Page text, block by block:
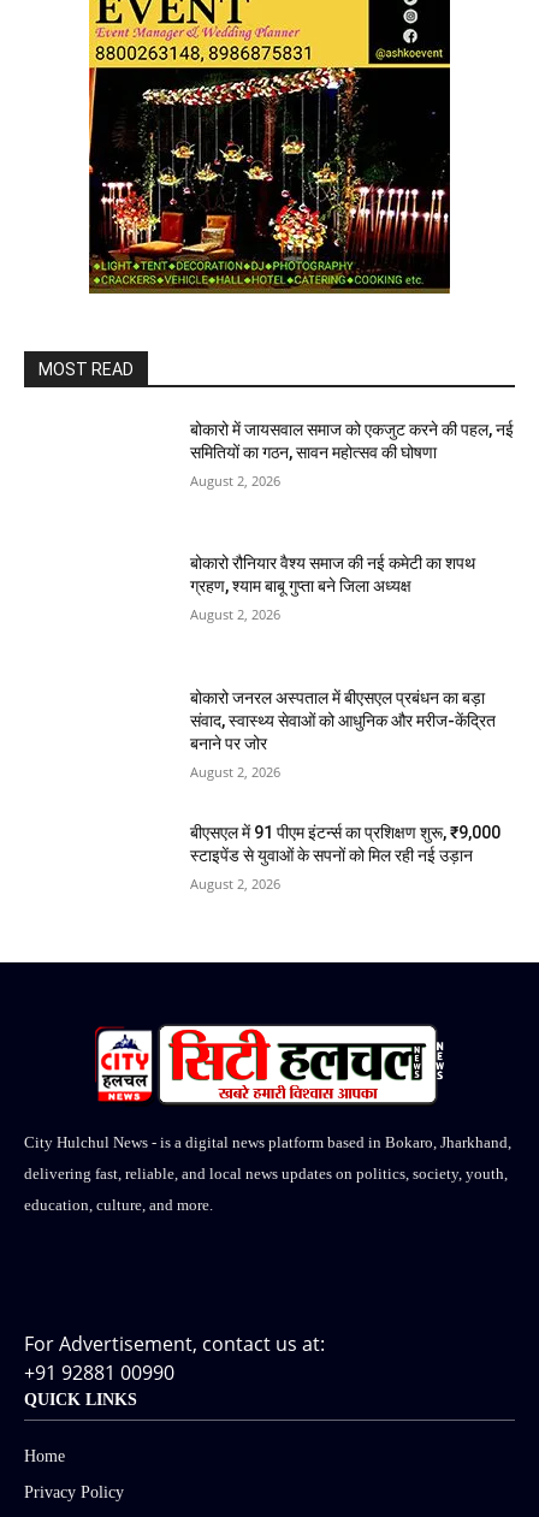
MOST READ
बोकारो में जायसवाल समाज को एकजुट करने की पहल, नई
समितियों का गठन, सावन महोत्सव की घोषणा
August 2, 2026
बोकारो रौनियार वैश्य समाज की नई कमेटी का शपथ
ग्रहण, श्याम बाबू गुप्ता बने जिला अध्यक्ष
August 2, 2026
बोकारो जनरल अस्पताल में बीएसएल प्रबंधन का बड़ा
संवाद, स्वास्थ्य सेवाओं को आधुनिक और मरीज-केंद्रित
बनाने पर जोर
August 2, 2026
बीएसएल में 91 पीएम इंटर्न्स का प्रशिक्षण शुरू, ₹9,000
स्टाइपेंड से युवाओं के सपनों को मिल रही नई उड़ान
August 2, 2026
City Hulchul News - is a digital news platform based in Bokaro, Jharkhand,
delivering fast, reliable, and local news updates on politics, society, youth,
education, culture, and more.
For Advertisement, contact us at:
+91 92881 00990
QUICK LINKS
Home
Privacy Policy